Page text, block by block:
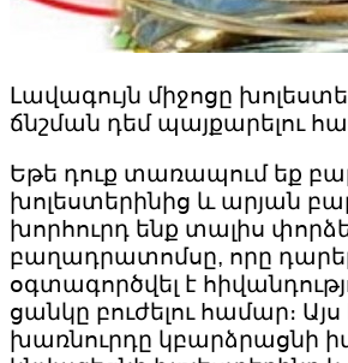
Լավագույն միջոցը
ճնշման դեմ պայքարելու
Եթե ​​դուք տառապում եք
խոլեստերինից և արյան
խորհուրդ ենք տալիս
բաղադրատոմսը, որը
օգտագործվել է
ցանկը բուժելու համար։ Այս
խառնուրդը կբարձրացնի